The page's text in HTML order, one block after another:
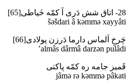
šәšdari â kәmmә xayyâti
’almâs dârmâ darzәn pulâdi
jâmә rә kәmmә pâkati